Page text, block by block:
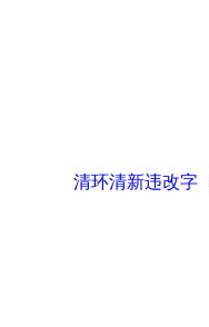
清环清新违改字